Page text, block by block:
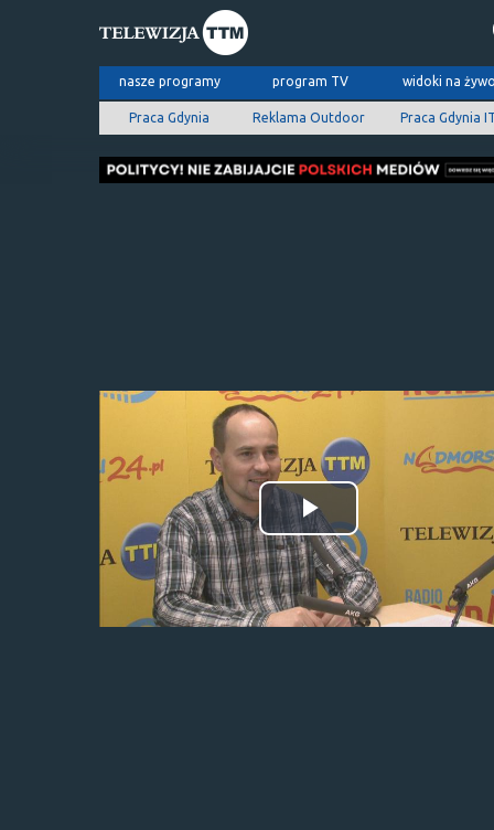
nasze programy program TV widoki na
Praca Gdynia Reklama Outdoor Praca Gdynia
Odtwórz
wideo